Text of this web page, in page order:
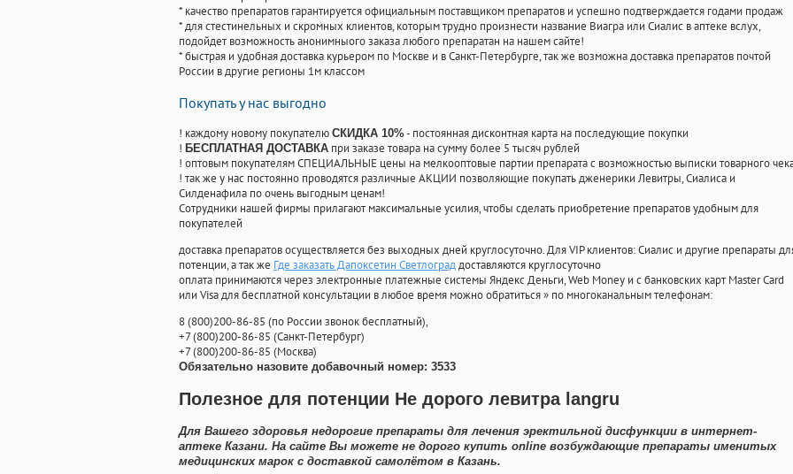
* качество препаратов гарантируется официальным поставщиком препаратов и успешно подтверждается годами продаж
* для стестинельных и скромных клиентов, которым трудно произнести название Виагра или Сиалис в аптеке вслух,
подойдет возможность анонимныого заказа любого препаратан на нашем сайте!
* быстрая и удобная доставка курьером по Москве и в Санкт-Петербурге, так же возможна доставка препаратов почтой
России в другие регионы 1м классом
Покупать у нас выгодно
! каждому новому покупателю СКИДКА 10%- постоянная дисконтная карта на последующие покупки
! БЕСПЛАТНАЯ ДОСТАВКА при заказе товара на сумму более 5 тысяч рублей
! оптовым покупателям СПЕЦИАЛЬНЫЕ цены на мелкооптовые партии препарата с возможностью выписки товарного
! так же у нас постоянно проводятся различные АКЦИИ позволяющие покупать дженерики Левитры, Сиалиса и
Силденафила по очень выгодным ценам!
Cотрудники нашей фирмы прилагают максимальные усилия, чтобы сделать приобретение препаратов удобным для
покупателей
доставка препаратов осуществляется без выходных дней круглосуточно. Для VIP клиентов: Сиалис и другие препараты
потенции, а так же Где заказать Дапоксетин Светлограддоставляются круглосуточно
оплата принимаются через электронные платежные системы Яндекс Деньги, Web Money и с банковских карт Master Card
или Visa для бесплатной консультации в любое время можно обратиться» по многоканальным телефонам:
8(800)200-86-85 (по России звонок бесплатный),
+7(800)200-86-85 (Санкт-Петербург)
+7(800)200-86-85 (Москва)
Обязательно назовите добавочный номер: 3533
Полезное для потенции Не дорого левитра langru
Для Вашего здоровья недорогие препараты для лечения эректильной дисфункции в интернет-
аптеке Казани. На сайте Вы можете не дорого купить online возбуждающие препараты именитых
медицинских марок с доставкой самолётом в Казань.